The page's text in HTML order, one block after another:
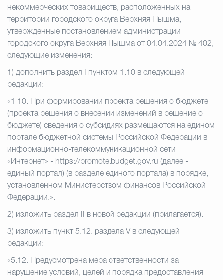
некоммерческих товариществ, расположенных на
территории городского округа Верхняя Пышма,
утвержденные постановлением администрации
городского округа Верхняя Пышма от 04.04.2024 № 402,
следующие изменения:
1) дополнить раздел
пунктом 1.10 в следующей
редакции:
«1 10. При формировании проекта решения о бюджете
(проекта решения о внесении изменений в решение о
бюджете) сведения о субсидиях размещаются на едином
портале бюджетной системы Российской Федерации в
информационно-телекоммуникационной сети
«Интернет» - https://promote.budget.gov.ru (далее -
единый портал) (в разделе единого портала) в порядке,
установленном Министерством финансов Российской
Федерации.».
2) изложить раздел в новой редакции (прилагается).
3) изложить пункт 5.12. раздела V в следующей
редакции:
«5.12. Предусмотрена мера ответственности за
нарушение условий, целей и порядка предоставления